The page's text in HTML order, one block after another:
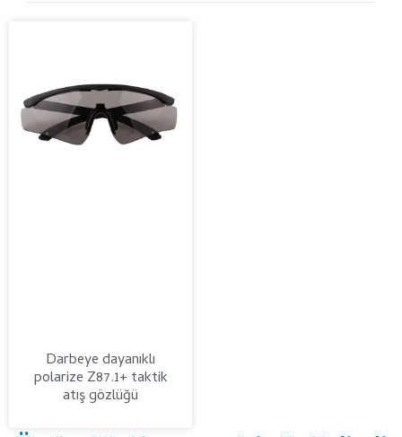
Darbeye dayanıklı
polarize Z87.1+ taktik
atış gözlüğü